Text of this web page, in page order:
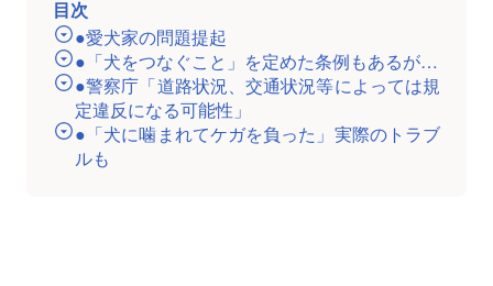
目次
●愛犬家の問題提起
●「犬をつなぐこと」を定めた条例もあるが…
●警察庁「道路状況、交通状況等によっては規
定違反になる可能性」
●「犬に噛まれてケガを負った」実際のトラブ
ルも